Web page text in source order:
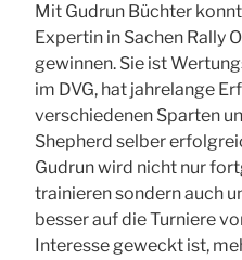
Mit Gudrun Büchter
Expertin in Sachen Rally
gewinnen. Sie ist
im DVG, hat jahrelange
verschiedenen Sparten
Shepherd selber
Gudrun wird nicht nur
trainieren sondern auch
besser auf die Turniere
Interesse geweckt ist,